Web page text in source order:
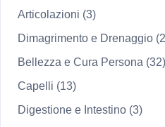
Articolazioni (3)
Dimagrimento e Drenaggio
Bellezza e Cura Persona (32)
Capelli (13)
Digestione e Intestino (3)